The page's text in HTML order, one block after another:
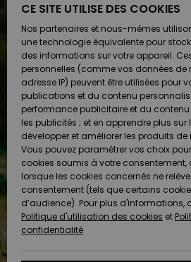
Chaussures
& Tongs
Surf
Snow
Nouveautés
A
Chaussures
& Tongs
Surf
Snow
Nouveautés
A
FEMME
A
Découvrir
Snow
SURF
Surf
Shop
Enfant
Highlights
Communauté
SNOW
Snow
Shop
Enfant
Snow
Shop
Femme
A
Découvrir
Communauté
OUTLET
Enfant
Outlet
Femme
AIDE &
CONTACT
Retours
Paiement
Carte
Cadeau
Quiksilver
Freedom
Protection
des
MAGASINS
CE SITE UTILISE DES COOKIES
Nos partenaires et nous-mêmes
une technologie équivalente pour
des informations sur votre appareil.
personnelles (comme vos données de
adresse IP) peuvent être utilisées pour
publications et du contenu
performance publicitaire et du
les publicités ; et en apprendre plus
développer et améliorer les produits de
Vous pouvez paramétrer vos choix
cookies soumis à votre consentement,
lorsque les cookies concernés ne
consentement (tels que certains
d’audience). Pour plus d'informations,
Politique d'utilisation des cookies et
confidentialité